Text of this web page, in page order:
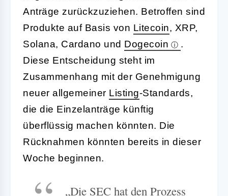
Anträge zurückzuziehen. Betroffen sind
Produkte auf Basis von Litecoin, XRP,
Solana, Cardano und Dogecoin
.
Diese Entscheidung steht im
Zusammenhang mit der Genehmigung
neuer allgemeiner Listing-Standards,
die die Einzelanträge künftig
überflüssig machen könnten. Die
Rücknahmen könnten bereits in dieser
Woche beginnen.
„Die SEC hat den Prozess